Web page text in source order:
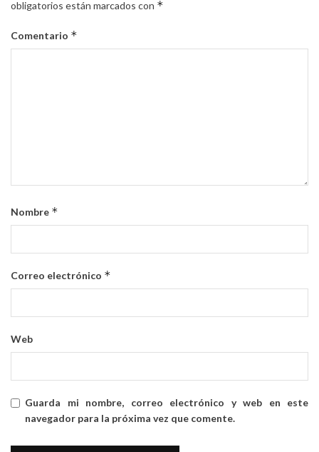
obligatorios están marcados con *
Comentario *
Nombre *
Correo electrónico *
Web
Guarda mi nombre, correo electrónico y web en este
navegador para la próxima vez que comente.